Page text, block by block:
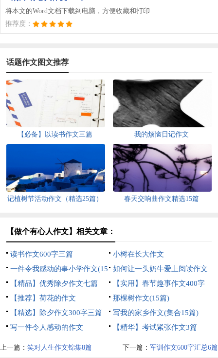
将本文的Word文档下载到电脑，方便收藏和打印
推荐度：
话题作文图文推荐
【必备】以读书作文三篇 我的烦恼日记作文
记植树节活动作文（精选25篇） 春天交响曲作文精选15篇
【做个有心人作文】相关文章：
读书作文600字三篇
小树在长大作文
一件令我感动的事小学作文(15
篇)
如何让一头奶牛爱上阅读作文
【精品】优秀除夕作文七篇
【实用】春节趣事作文400字
集锦8篇
【推荐】荷花的作文
那棵树作文(15篇)
【精选】除夕作文300字三篇
写我的家乡作文(集合15篇)
写一件令人感动的作文
【精华】考试紧张作文3篇
上一篇： 笑对人生作文锦集8篇 下一篇： 军训作文600字汇总6篇